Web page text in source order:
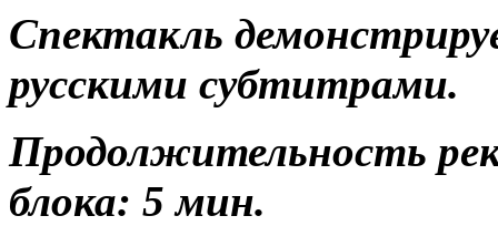
Спектакль
русскими субтитрами.
Продолжительность
блока: 5мин.